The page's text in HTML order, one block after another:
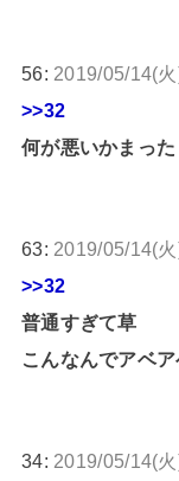
56: 2019/05/14(
>>32
何が悪いかまっ
63: 2019/05/14(
>>32
普通すぎて草
こんなんでアベ
34: 2019/05/14(